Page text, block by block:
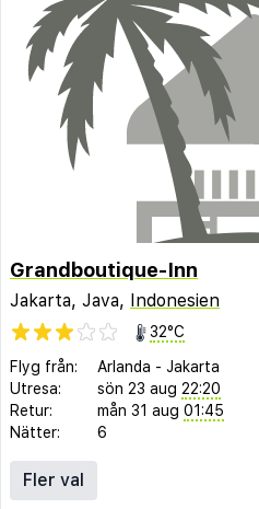
Grandboutique-Inn
Jakarta, Java, Indonesien
32°C
Flyg från:
Arlanda - Jakarta
Utresa:
sön 23 aug 22:20
Retur:
mån 31 aug 01:45
Nätter:
6
Fler val